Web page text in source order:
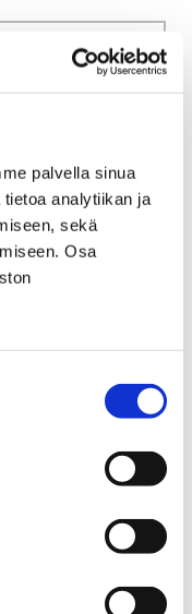
palvella sinua
analytiikan ja
sekä
Osa
Ota yhteyttä